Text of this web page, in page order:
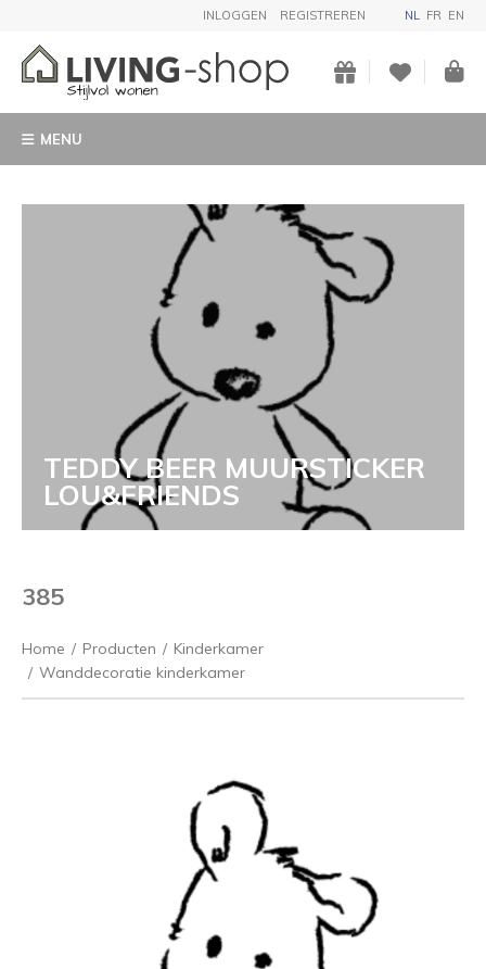
INLOGGEN REGISTREREN NL FR EN
MENU
TEDDY BEER MUURSTICKER
LOU&FRIENDS
385
Home / Producten / Kinderkamer
/ Wanddecoratie kinderkamer